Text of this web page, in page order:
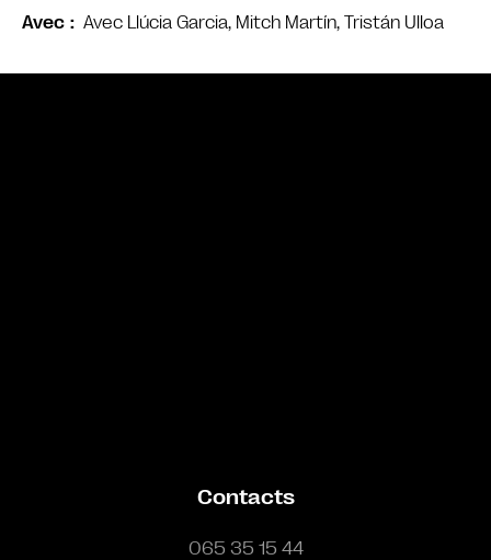
Avec Avec Llúcia Garcia, Mitch Martín, Tristán Ulloa
Contacts
065 35 15 44